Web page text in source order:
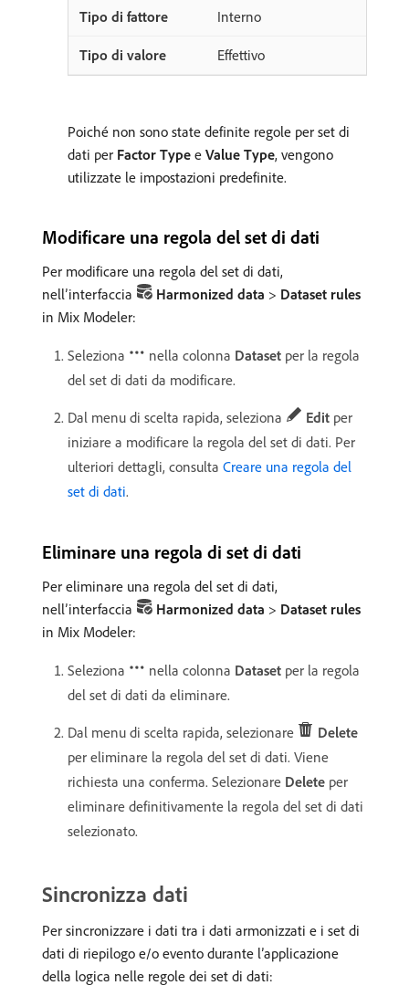
Interno
Effettivo
Poiché non sono state definite regole per set di
dati per Factor Type e Value Type, vengono
utilizzate le impostazioni predefinite.
Modificare una regola del set di dati
Per modificare una regola del set di dati,
nell’interfaccia
Harmonized data > Dataset rules
in Mix Modeler:
Seleziona nella colonna Dataset per la regola
del set di dati da modificare.
Dal menu di scelta rapida, seleziona Edit per
iniziare a modificare la regola del set di dati. Per
ulteriori dettagli, consulta Creare una regola del
set di dati.
Eliminare una regola di set di dati
Per eliminare una regola del set di dati,
nell’interfaccia
Harmonized data > Dataset rules
in Mix Modeler:
Seleziona nella colonna Dataset per la regola
del set di dati da eliminare.
Dal menu di scelta rapida, selezionare
Delete
per eliminare la regola del set di dati. Viene
richiesta una conferma. Selezionare Delete per
eliminare definitivamente la regola del set di dati
selezionato.
Sincronizza dati
Per sincronizzare i dati tra i dati armonizzati e i set di
dati di riepilogo e/o evento durante l’applicazione
della logica nelle regole dei set di dati: